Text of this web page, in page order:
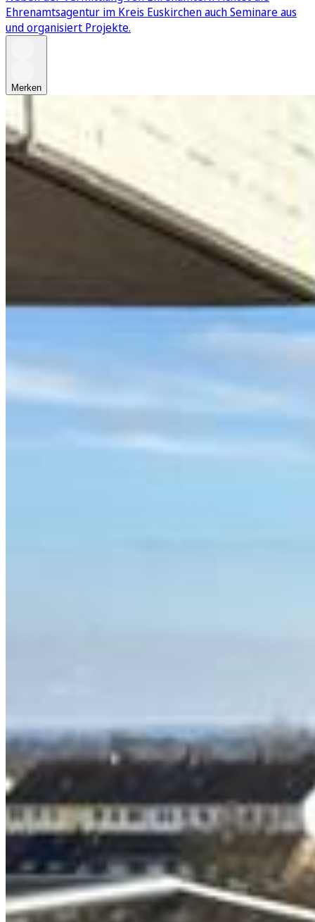
Ehrenamtsagentur im Kreis Euskirchen auch Seminare aus
und organisiert Projekte.
Merken